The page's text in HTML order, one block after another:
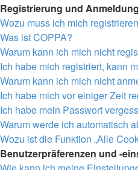
Registrierung und Anmeldung
Wozu muss ich mich
Was ist COPPA?
Warum kann ich mich nicht
Ich habe mich registriert, kann
Warum kann ich mich nicht
Ich habe mich vor einiger Zeit
Ich habe mein Passwort
Warum werde ich automatisch
Wozu ist die Funktion „Alle
Benutzerpräferenzen und -